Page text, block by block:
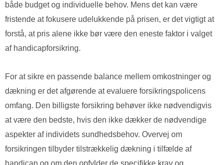
både budget og individuelle behov. Mens det kan være
fristende at fokusere udelukkende på prisen, er det vigtigt at
forstå, at pris alene ikke bør være den eneste faktor i valget
af handicapforsikring.
For at sikre en passende balance mellem omkostninger og
dækning er det afgørende at evaluere forsikringspolicens
omfang. Den billigste forsikring behøver ikke nødvendigvis
at være den bedste, hvis den ikke dækker de nødvendige
aspekter af individets sundhedsbehov. Overvej om
forsikringen tilbyder tilstrækkelig dækning i tilfælde af
handicap og om den opfylder de specifikke krav og